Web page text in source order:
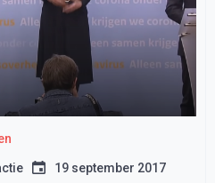
19 september 2017